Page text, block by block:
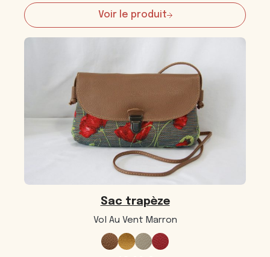
Voir le produit
:
Sac
trapèze
Sac trapèze
Vol Au Vent Marron